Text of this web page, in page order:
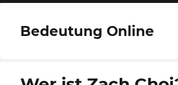
Bedeutung Online